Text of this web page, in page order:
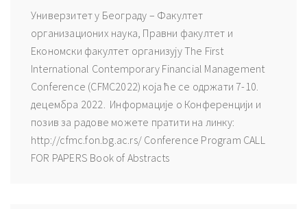
Универзитет у Београду – Факултет
организационих наука, Правни факултет и
Економски факултет организују The First
International Contemporary Financial Management
Conference (CFMC2022) која ће се одржати 7-10.
децембра 2022. Информације о Конференцији и
позив за радове можете пратити на линку:
http://cfmc.fon.bg.ac.rs/ Conference Program CALL
FOR PAPERS Book of Abstracts